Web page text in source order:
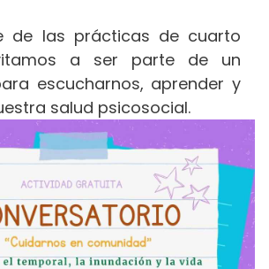
de las prácticas de cuarto
a ser parte de un
escucharnos, aprender y
salud psicosocial.